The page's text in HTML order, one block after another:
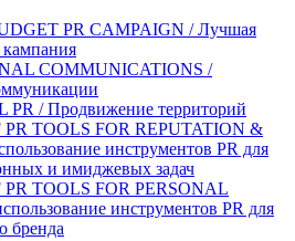
PR CAMPAIGN / Лучшая
COMMUNICATIONS /
PR / Продвижение территорий
PR TOOLS FOR REPUTATION &
инструментов PR для
и имиджевых задач
PR TOOLS FOR PERSONAL
инструментов PR для
бренда